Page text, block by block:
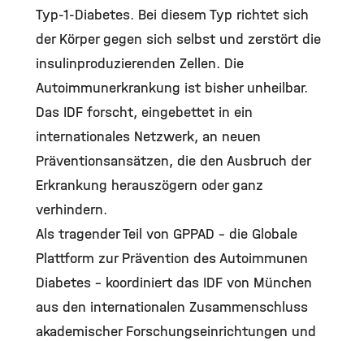
Typ-1-Diabetes. Bei diesem Typ richtet sich
der Körper gegen sich selbst und zerstört die
insulinproduzierenden Zellen. Die
Autoimmunerkrankung ist bisher unheilbar.
Das IDF forscht, eingebettet in ein
internationales Netzwerk, an neuen
Präventionsansätzen, die den Ausbruch der
Erkrankung herauszögern oder ganz
verhindern.
Als tragender Teil von GPPAD – die Globale
Plattform zur Prävention des Autoimmunen
Diabetes – koordiniert das IDF von München
aus den internationalen Zusammenschluss
akademischer Forschungseinrichtungen und